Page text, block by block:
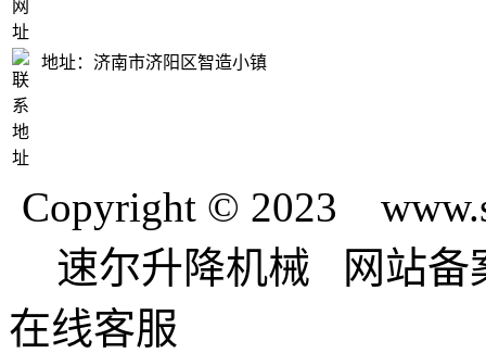
地址：济南市济阳区智造小镇
Copyright © 2023
速尔升降机械 网站备
在线客服